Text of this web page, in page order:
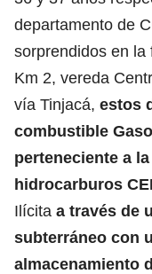
departamento de
sorprendidos en la
Km 2, vereda
vía Tinjacá, estos
combustible
perteneciente a
hidrocarburos
Ilícita a través de
subterráneo con
almacenamiento